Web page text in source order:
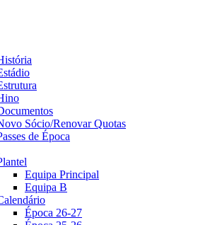
Sócio/Renovar Quotas
de Época
Equipa Principal
Equipa B
Época 26-27